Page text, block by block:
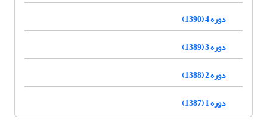
دوره 4 (1390)
دوره 3 (1389)
دوره 2 (1388)
دوره 1 (1387)